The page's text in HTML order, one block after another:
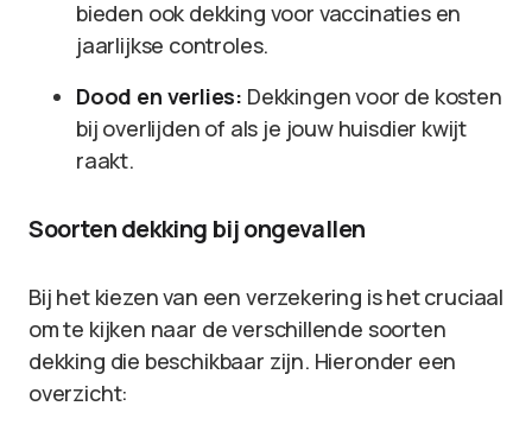
bieden ook dekking voor vaccinaties en
jaarlijkse controles.
Dood en verlies: Dekkingen voor de kosten
bij overlijden of als je jouw huisdier kwijt
raakt.
Soorten dekking bij ongevallen
Bij het kiezen van een verzekering is het cruciaal
om te kijken naar de verschillende soorten
dekking die beschikbaar zijn. Hieronder een
overzicht: